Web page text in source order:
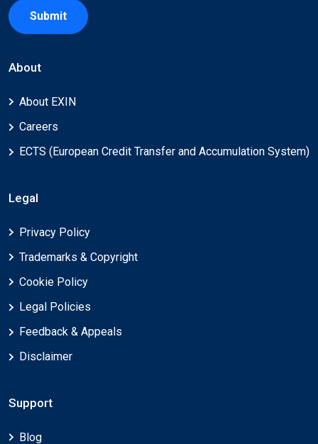
Submit
About
About EXIN
Careers
ECTS (European Credit Transfer and Accumulation System)
Legal
Privacy Policy
Trademarks & Copyright
Cookie Policy
Legal Policies
Feedback & Appeals
Disclaimer
Support
Blog